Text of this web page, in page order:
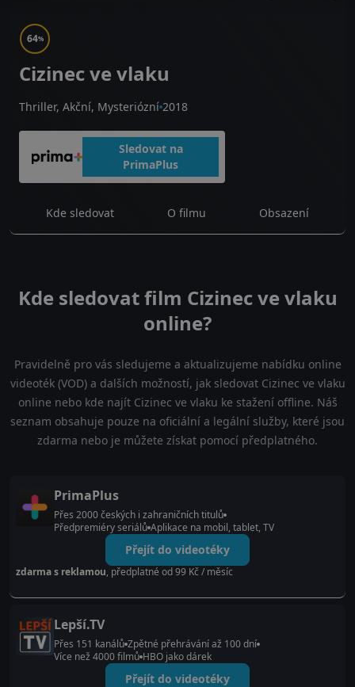
64%
Cizinec ve vlaku
Thriller, Akční, Mysteriózní 2018
Sledovat na
PrimaPlus
Kde sledovat O filmu Obsazení
Kde sledovat film Cizinec ve vlaku
online?
Pravidelně pro vás sledujeme a aktualizujeme nabídku online
videoték (VOD) a dalších možností, jak sledovat Cizinec ve vlaku
online nebo kde najít Cizinec ve vlaku ke stažení offline. Náš
seznam obsahuje pouze na oficiální a legální služby, které jsou
zdarma nebo je můžete získat pomocí předplatného.
PrimaPlus
Přes 2000 českých i zahraničních titulů
Předpremiéry seriálů Aplikace na mobil, tablet, TV
Přejít do videotéky
zdarma s reklamou, předplatné od 99 Kč / měsíc
Lepší.TV
Přes 151 kanálů Zpětné přehrávání až 100 dní
Více než 4000 filmů HBO jako dárek
Přejít do videotéky